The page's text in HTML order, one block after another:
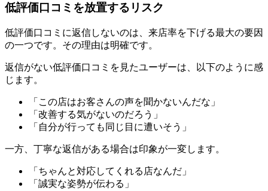
低評価口コミを放置するリスク
低評価口コミに返信しないのは、来店率を下げる最大の要因
の一つです。その理由は明確です。
返信がない低評価口コミを見たユーザーは、以下のように感
じます。
「この店はお客さんの声を聞かないんだな」
「改善する気がないのだろう」
「自分が行っても同じ目に遭いそう」
一方、丁寧な返信がある場合は印象が一変します。
「ちゃんと対応してくれる店なんだ」
「誠実な姿勢が伝わる」